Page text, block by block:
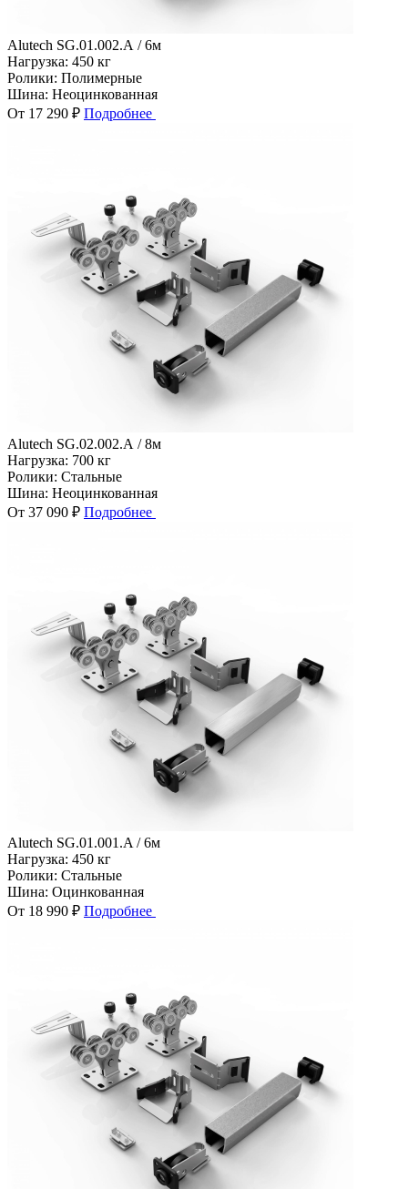
Alutech SG.01.002.А / 6м
Нагрузка: 450 кг
Ролики: Полимерные
Шина: Неоцинкованная
От 17 290 ₽ Подробнее
Alutech SG.02.002.А / 8м
Нагрузка: 700 кг
Ролики: Стальные
Шина: Неоцинкованная
От 37 090 ₽ Подробнее
Alutech SG.01.001.A / 6м
Нагрузка: 450 кг
Ролики: Стальные
Шина: Оцинкованная
От 18 990 ₽ Подробнее